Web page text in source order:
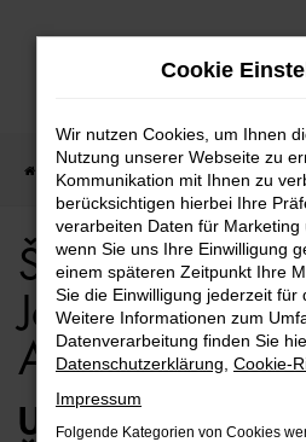
Zum
Startseite Berlin Škoda Škoda für
Škoda für
Jahreswagen
Angebote
UNSERE IDEE
Cookie
Wir nutzen Cookies, um Ihnen
Nutzung unserer Webseite zu
Kommunikation mit Ihnen zu
berücksichtigen hierbei Ihre
verarbeiten Daten für Marketing
wenn Sie uns Ihre Einwilligung
einem späteren Zeitpunkt Ihre
Sie die Einwilligung jederzeit für
Weitere Informationen zum
Datenverarbeitung finden Sie
Datenschutzerklärung Cookie-
Impressum
Folgende Kategorien von Cookies